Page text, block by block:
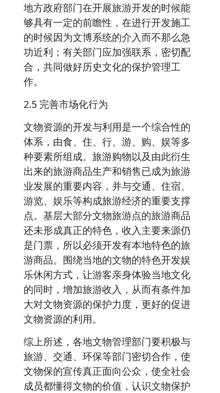
地方政府部门在开展旅游开发的时候能
够具有一定的前瞻性，在进行开发施工
的时候因为文博系统的介入而不那么急
功近利；有关部门应加强联系，密切配
合，共同做好历史文化的保护管理工
作。
2.5 完善市场化行为
文物资源的开发与利用是一个综合性的
体系，由食、住、行、游、购、娱等多
种要素所组成。旅游购物以及由此衍生
出来的旅游商品生产和销售已成为旅游
业发展的重要内容，并与交通、住宿、
游览、娱乐等构成旅游经济的重要支撑
点。基层大部分文物旅游点的旅游商品
还未形成真正的特色，收入主要来源仍
是门票，所以必须开发有本地特色的旅
游商品。围绕当地的文物的特色开发娱
乐休闲方式，让游客亲身体验当地文化
的同时，增加旅游收入，从而有条件加
大对文物资源的保护力度，更好的促进
文物资源的利用。
综上所述，各地文物管理部门要积极与
旅游、交通、环保等部门密切合作，使
文物保的宣传真正面向公众，使全社会
成员都懂得文物的价值，认识文物保护